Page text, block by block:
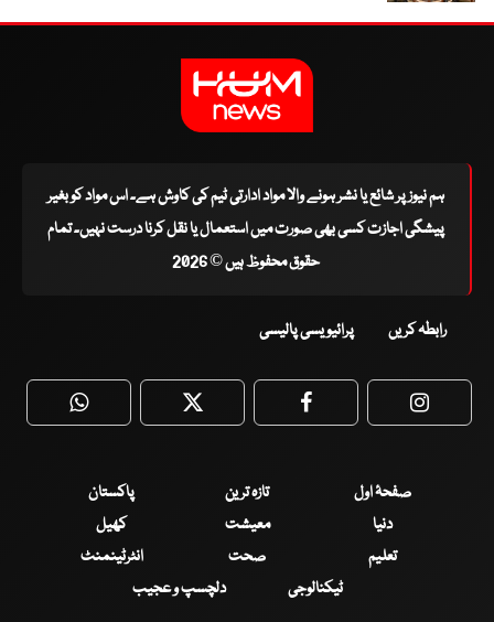
ہم نیوز پر شائع یا نشر ہونے والا مواد ادارتی ٹیم کی کاوش ہے۔ اس مواد کو بغیر
پیشگی اجازت کسی بھی صورت میں استعمال یا نقل کرنا درست نہیں۔ تمام
حقوق محفوظ ہیں © 2026
رابطہ کریں پرائیویسی پالیسی
WhatsApp Twitter Facebook
صفحۂ اول تازہ ترین
پاکستان
دنیا
معیشت
کھیل
تعلیم
صحت
انٹرٹینمنٹ
ٹیکنالوجی
دلچسپ و عجیب